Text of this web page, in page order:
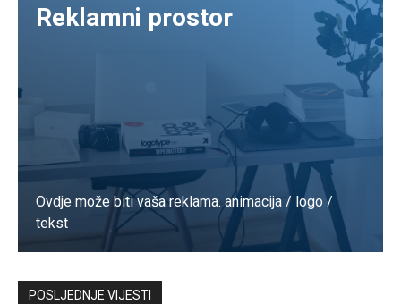
Reklamni prostor
Ovdje može biti vaša reklama. animacija / logo /
tekst
Kontaktirajte nas
POSLJEDNJE VIJESTI